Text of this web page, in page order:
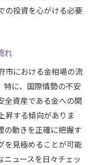
の投資を心がける必要
れ
市における金相場の流
特に、国際情勢の不安
全資産である金への関
昇する傾向がありま
の動きを正確に把握す
を見極めることが可能
ニュースを日々チェッ